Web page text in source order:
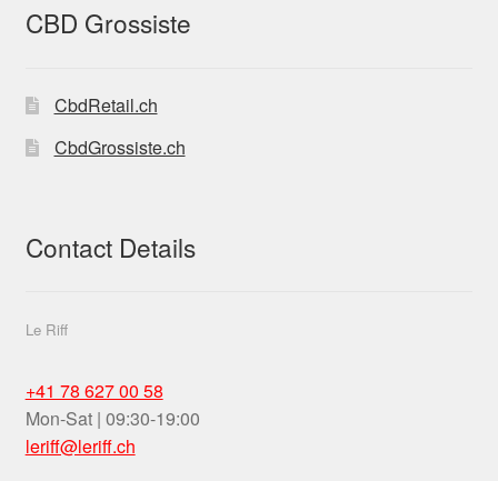
hemp-
CBD Grossiste
CbdRetail.ch
CbdGrossiste.ch
Contact Details
Le Riff
+41 78 627 00 58
Mon-Sat | 09:30-19:00
leriff@leriff.ch